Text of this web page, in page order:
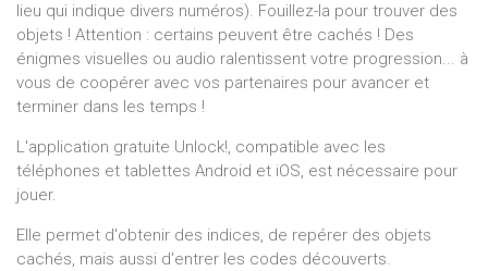
lieu qui indique divers numéros). Fouillez-la pour trouver des
objets ! Attention : certains peuvent être cachés ! Des
énigmes visuelles ou audio ralentissent votre progression... à
vous de coopérer avec vos partenaires pour avancer et
terminer dans les temps !
L'application gratuite Unlock!, compatible avec les
téléphones et tablettes Android et iOS, est nécessaire pour
jouer.
Elle permet d'obtenir des indices, de repérer des objets
cachés, mais aussi d'entrer les codes découverts.